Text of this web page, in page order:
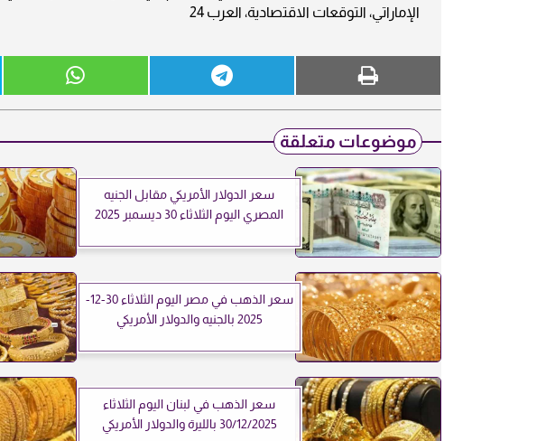
الإماراتي، التوقعات الاقتصادية، العرب 24
موضوعات متعلقة
سعر الدولار الأمريكي مقابل الجنيه
المصري اليوم الثلاثاء 30 ديسمبر 2025
سعر الذهب في مصر اليوم الثلاثاء 30-12-
2025 بالجنيه والدولار الأمريكي
سعر الذهب في لبنان اليوم الثلاثاء
30/12/2025 بالليرة والدولار الأمريكي